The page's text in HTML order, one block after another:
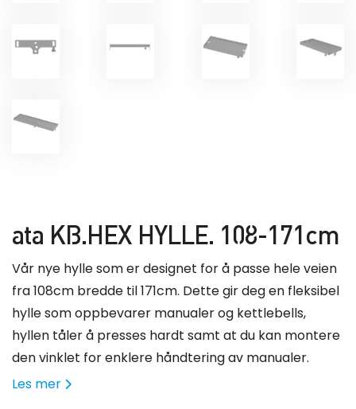
ata KB.HEX HYLLE. 108-171cm
Vår nye hylle som er designet for å passe hele veien
fra 108cm bredde til 171cm. Dette gir deg en fleksibel
hylle som oppbevarer manualer og kettlebells,
hyllen tåler å presses hardt samt at du kan montere
den vinklet for enklere håndtering av manualer.
Les mer